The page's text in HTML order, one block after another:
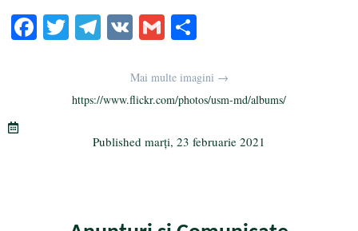
Fa T
r
Te
a
m
V G
ailaj
ea
ză
Mai multe imagini →
https://www.flickr.com/photos/usm-md/albums/
Published marți, 23 februarie 2021